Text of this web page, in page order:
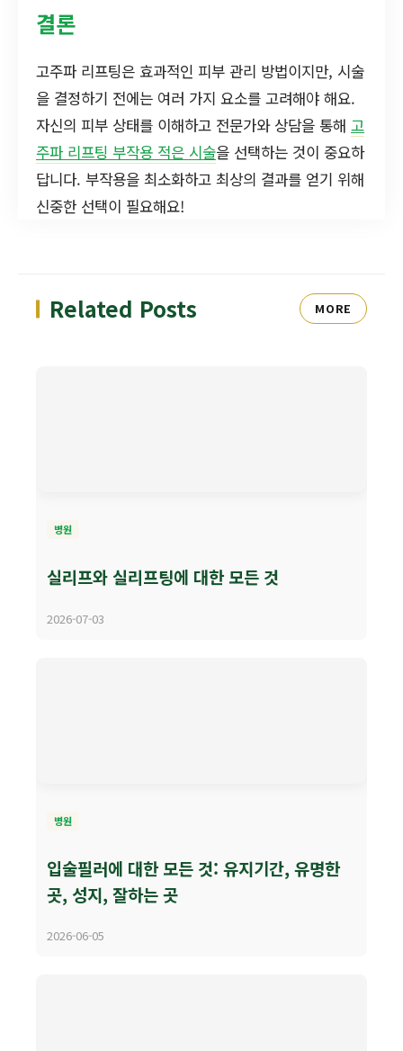
결론
고주파 리프팅은 효과적인 피부 관리 방법이지만, 시술
을 결정하기 전에는 여러 가지 요소를 고려해야 해요.
자신의 피부 상태를 이해하고 전문가와 상담을 통해 고
주파 리프팅 부작용 적은 시술을 선택하는 것이 중요하
답니다. 부작용을 최소화하고 최상의 결과를 얻기 위해
신중한 선택이 필요해요!
Related Posts MORE
병원
실리프와 실리프팅에 대한 모든 것
2026-07-03
병원
입술필러에 대한 모든 것: 유지기간, 유명한
곳, 성지, 잘하는 곳
2026-06-05